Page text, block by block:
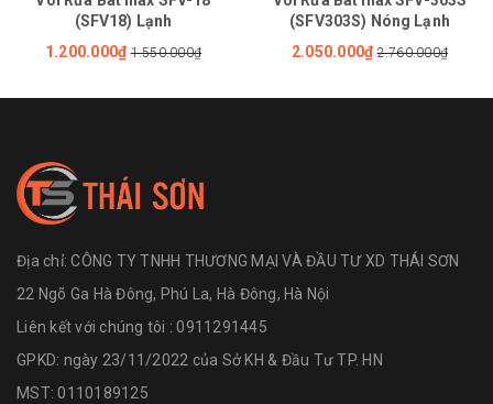
(SFV18) Lạnh
1.200.000₫ 1.550.000₫
(SFV303S) Nóng Lạnh
2.050.000₫ 2.760.000₫
Địa chỉ:CÔNG TY TNHH THƯƠNG MẠI VÀ ĐẦU TƯ XD THÁI SƠN
22 Ngõ Ga Hà Đông, Phú La, Hà Đông, Hà Nội
Liên kết với chúng tôi : 0911291445
GPKD: ngày 23/11/2022 của Sở KH & Đầu Tư TP. HN
MST: 0110189125